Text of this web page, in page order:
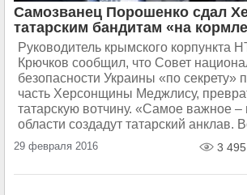
Самозванец Порошенко сдал
татарским бандитам «на
Руководитель крымского корпункта
Крючков сообщил, что Совет
безопасности Украины «по секрету»
часть Херсонщины Меджлису,
татарскую вотчину. «Самое важное –
области создадут татарский анклав.
29 февраля 2016 3 495